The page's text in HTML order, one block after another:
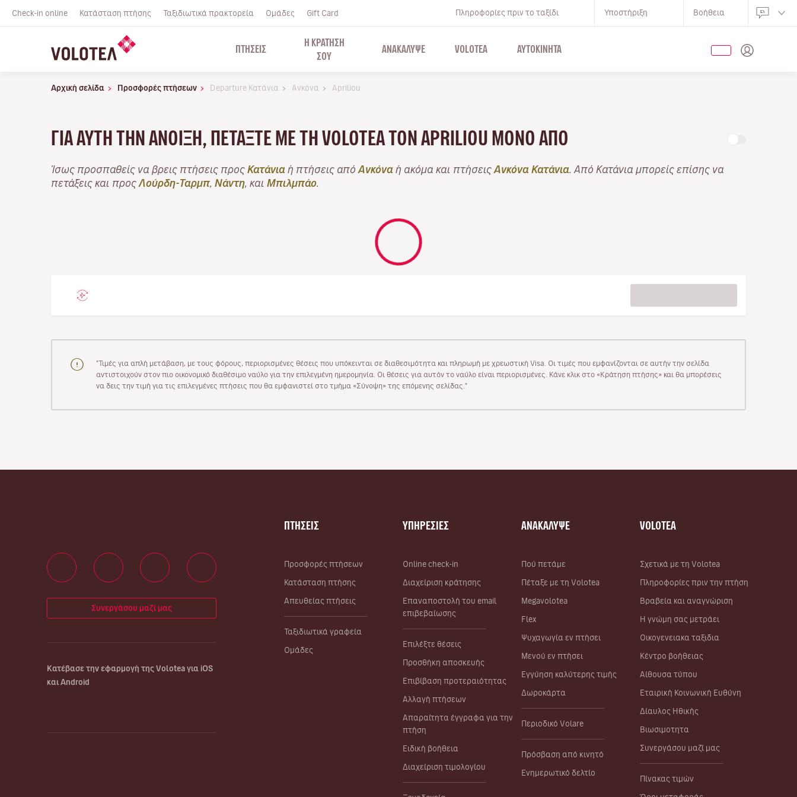
Check-in online Κατάσταση πτήσης Ταξιδιωτικά πρακτορεία Ομάδες Gift Card Πληροφορίες πριν το ταξίδι Υποστήριξη Βοήθεια
ΠΤΉΣΕΙΣ
Η ΚΡΑΤΗΣΗ
ΣΟΥ
ΑΝΑΚΑΛΥΨΕ VOLOTEA ΑΥΤΟΚΊΝΗΤΑ
Αρχική σελίδα Προσφορές πτήσεων Departure Κατάνια Ανκόνα Apriliou
ΓΙΑ ΑΥΤΉ ΤΗΝ ΆΝΟΙΞΗ, ΠΕΤΆΞΤΕ ΜΕ ΤΗ VOLOTEA ΤΟΝ APRILIOU ΜΌΝΟ ΑΠΌ
Ίσως προσπαθείς να βρεις πτήσεις προς Κατάνια ή πτήσεις από Ανκόνα ή ακόμα και πτήσεις Ανκόνα Κατάνια . Από Κατάνια μπορείς επίσης να
πετάξεις και προς Λούρδη-Ταρμπ Νάντη , και Μπιλμπάο
"Τιμές για απλή μετάβαση, με τους φόρους, περιορισμένες θέσεις που υπόκεινται σε διαθεσιμότητα και πληρωμή με χρεωστική Visa. Οι τιμές που εμφανίζονται σε αυτήν την σελίδα
αντιστοιχούν στον πιο οικονομικό διαθέσιμο ναύλο για την επιλεγμένη ημερομηνία. Οι θέσεις για αυτόν το ναύλο είναι περιορισμένες. Κάνε κλικ στο «Κράτηση πτήσης» και θα μπορέσεις
να δεις την τιμή για τις επιλεγμένες πτήσεις που θα εμφανιστεί στο τμήμα «Σύνοψη» της επόμενης σελίδας."
ΠΤΗΣΕΙΣ
Προσφορές πτήσεων
Κατάσταση πτήσης
Απευθείας πτήσεις
Ταξιδιωτικά γραφεία
Ομάδες
ΥΠΗΡΕΣΙΕΣ
Online check-in
Διαχείριση κράτησης
Επαναποστολή του email
επιβεβαίωσης
Επιλέξτε θέσεις
Προσθήκη αποσκευής
Επιβίβαση προτεραιότητας
Αλλαγή πτήσεων
Απαραίτητα έγγραφα για την
πτήση
Ειδική βοήθεια
Διαχείριση τιμολογίου
ΑΝΑΚΑΛΥΨΕ
Πού πετάμε
Πέταξε με τη Volotea
Megavolotea
Flex
Ψυχαγωγία εν πτήσει
Μενού εν πτήσει
Εγγύηση καλύτερης τιμής
Δωροκάρτα
Περιοδικό Volare
Πρόσβαση από κινητό
Ενημερωτικό δελτίο
VOLOTEA
Σχετικά με τη Volotea
Πληροφορίες πριν την πτήση
Βραβεία και αναγνώριση
Η γνώμη σας μετράει
Οικογενειακα ταξιδια
Κέντρο βοήθειας
Αίθουσα τύπου
Εταιρική Κοινωνική Ευθύνη
Δίαυλος Ηθικής
Βιωσιμοτητα
Συνεργάσου μαζί μας
Πίνακας τιμών
Συνεργάσου μαζί μας
Κατέβασε την εφαρμογή της Volotea για iOS
και Android